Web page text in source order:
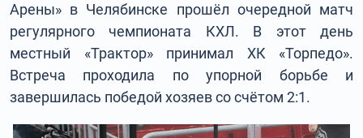
Арены» в Челябинске прошёл очередной матч
регулярного чемпионата КХЛ. В этот день
местный «Трактор» принимал ХК «Торпедо».
Встреча проходила по упорной борьбе и
завершилась победой хозяев со счётом 2:1.